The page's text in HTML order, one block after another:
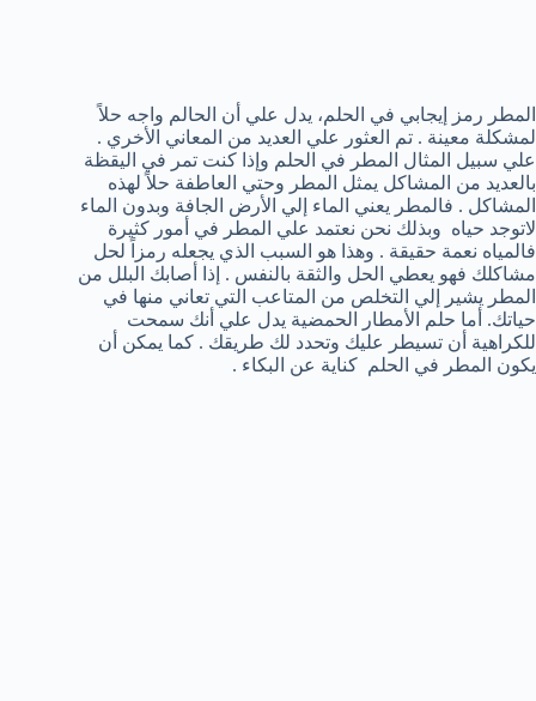
المطر رمز إيجابي في الحلم، يدل علي أن الحالم واجه حلاً
لمشكلة معينة . تم العثور علي العديد من المعاني الأخري .
علي سبيل المثال المطر في الحلم وإذا كنت تمر في اليقظة
بالعديد من المشاكل يمثل المطر وحتي العاطفة حلاً لهذه
المشاكل . فالمطر يعني الماء إلي الأرض الجافة وبدون الماء
لاتوجد حياه وبذلك نحن نعتمد علي المطر في أمور كثيرة
فالمياه نعمة حقيقة . وهذا هو السبب الذي يجعله رمزاً لحل
مشاكلك فهو يعطي الحل والثقة بالنفس . إذا أصابك البلل من
المطر يشير إلي التخلص من المتاعب التي تعاني منها في
حياتك. أما حلم الأمطار الحمضية يدل علي أنك سمحت
للكراهية أن تسيطر عليك وتحدد لك طريقك . كما يمكن أن
يكون المطر في الحلم كناية عن البكاء .